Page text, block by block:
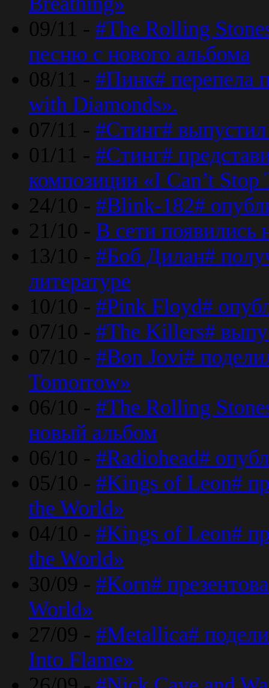
09/11 - #The Rolling
песню с нового альбома
08/11 - #Пинк# перепела
with Diamonds».
07/11 - #Стинг#
01/11 - #Стинг#
композиции «I Can’t
24/10 - #Blink-182#
21/10 - В сети появились
13/10 - #Боб Дилан#
литературе
10/10 - #Pink Floyd#
07/10 - #The Killers#
07/10 - #Bon Jovi#
Tomorrow»
06/10 - #The Rolling
новый альбом
06/10 - #Radiohead#
05/10 - #Kings of Leon#
the World»
04/10 - #Kings of Leon#
the World»
30/09 - #Korn#
World»
27/09 - #Metallica#
Into Flame»